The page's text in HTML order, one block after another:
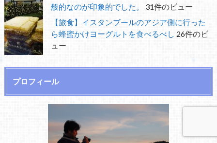
般的なのが印象的でした。
31件のビュー
【旅食】イスタンブールのアジア側に行った
ら蜂蜜かけヨーグルトを食べるべし 26件のビ
ュー
プロフィール